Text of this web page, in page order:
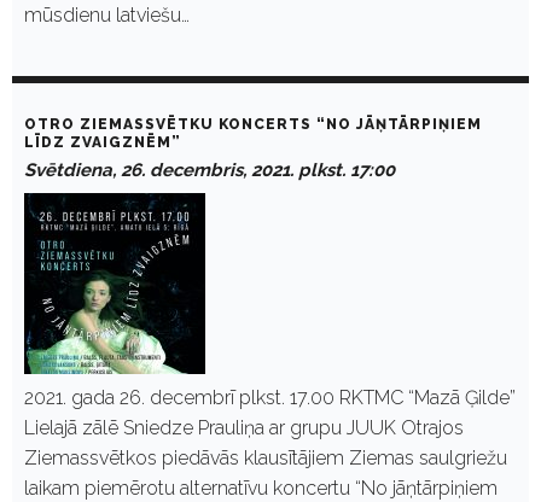
mūsdienu latviešu…
OTRO ZIEMASSVĒTKU KONCERTS “NO JĀŅTĀRPIŅIEM
LĪDZ ZVAIGZNĒM”
Svētdiena, 26. decembris, 2021. plkst. 17:00
2021. gada 26. decembrī plkst. 17.00 RKTMC “Mazā Ģilde”
Lielajā zālē Sniedze Prauliņa ar grupu JUUK Otrajos
Ziemassvētkos piedāvās klausītājiem Ziemas saulgriežu
laikam piemērotu alternatīvu koncertu “No jāņtārpiņiem